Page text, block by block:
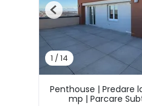
1 /14
Previous
Penthouse | Predare
mp | Parcare